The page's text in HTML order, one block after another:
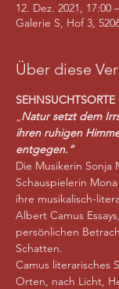
12. Dez. 2021, 17:00
Galerie S, Hof 3,
Über diese
SEHNSUCHTSORTE
„Natur setzt dem
ihren ruhigen
entgegen.“
Die Musikerin Sonja
Schauspielerin
ihre musikalisch-
Albert Camus
persönlichen
Schatten.
Camus literarisches
Orten, nach Licht,